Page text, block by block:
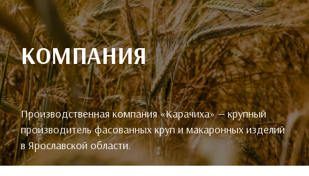
КОМПАНИЯ
Производственная компания «Карачиха» — крупный
производитель фасованных круп и макаронных изделий
в Ярославской области.